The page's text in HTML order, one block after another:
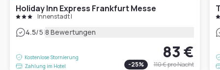
Holiday Inn Express Frankfurt Messe
Innenstadt I
4.5/5|8 Bewertungen
Kostenlose Stornierung
Zahlung im Hotel
83 €
-25% 110 €pro Nacht